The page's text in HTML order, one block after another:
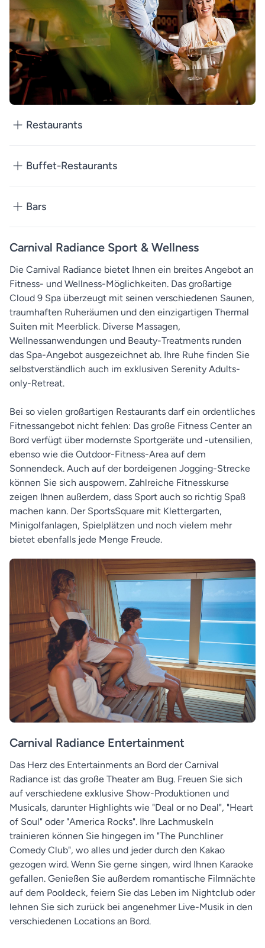
Restaurants
Buffet-Restaurants
Bars
Carnival Radiance Sport & Wellness
Die Carnival Radiance bietet Ihnen ein breites Angebot an
Fitness- und Wellness-Möglichkeiten. Das großartige
Cloud 9 Spa überzeugt mit seinen verschiedenen Saunen,
traumhaften Ruheräumen und den einzigartigen Thermal
Suiten mit Meerblick. Diverse Massagen,
Wellnessanwendungen und Beauty-Treatments runden
das Spa-Angebot ausgezeichnet ab. Ihre Ruhe finden Sie
selbstverständlich auch im exklusiven Serenity Adults-
only-Retreat.
Bei so vielen großartigen Restaurants darf ein ordentliches
Fitnessangebot nicht fehlen: Das große Fitness Center an
Bord verfügt über modernste Sportgeräte und -utensilien,
ebenso wie die Outdoor-Fitness-Area auf dem
Sonnendeck. Auch auf der bordeigenen Jogging-Strecke
können Sie sich auspowern. Zahlreiche Fitnesskurse
zeigen Ihnen außerdem, dass Sport auch so richtig Spaß
machen kann. Der SportsSquare mit Klettergarten,
Minigolfanlagen, Spielplätzen und noch vielem mehr
bietet ebenfalls jede Menge Freude.
Carnival Radiance Entertainment
Das Herz des Entertainments an Bord der Carnival
Radiance ist das große Theater am Bug. Freuen Sie sich
auf verschiedene exklusive Show-Produktionen und
Musicals, darunter Highlights wie "Deal or no Deal", "Heart
of Soul" oder "America Rocks". Ihre Lachmuskeln
trainieren können Sie hingegen im "The Punchliner
Comedy Club", wo alles und jeder durch den Kakao
gezogen wird. Wenn Sie gerne singen, wird Ihnen Karaoke
gefallen. Genießen Sie außerdem romantische Filmnächte
auf dem Pooldeck, feiern Sie das Leben im Nightclub oder
lehnen Sie sich zurück bei angenehmer Live-Musik in den
verschiedenen Locations an Bord.